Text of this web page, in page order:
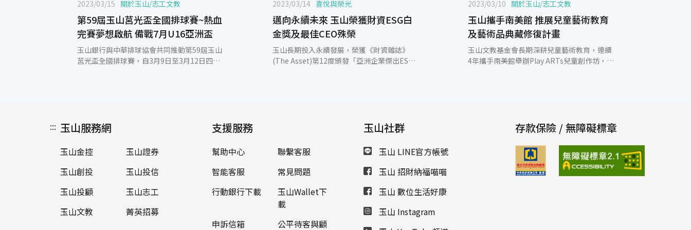
2023/03/15 關於玉山/志工文教
第59屆玉山莒光盃全國排球賽~熱血
完賽夢想啟航 備戰7月U16亞洲盃
玉山銀行與中華排球協會共同推動第59屆玉山
莒光盃全國排球賽，自3月9日至3月12日四天
大盃賽積分前12強的國、高中隊伍，加上各組
地主代表隊，今年合計53支隊伍近千人同場競
技。本次，透過玉山莒光盃所遴選出來的優秀
球員，也將代表台灣參加第1屆亞洲U16男
子、女子排球錦標賽。 玉山銀行董事長黃男州
表示，玉山長期關注台灣體育發展，支持青年
及青少年賽事，推動玉山莒光盃主要目的，是
了賽事前夕贈送每一位參賽選手專屬護具外，
也特別設立個人獎項，遴選出場上表現最佳且
2023/03/14 喜悅與榮光
邁向永續未來 玉山榮獲財資ESG白
金獎及最佳CEO殊榮
玉山長期投入永續發展，榮獲《財資雜誌》
(The Asset)第12度頒發「亞洲企業傑出ESG
中展現企業韌性，將ESG融入金融本業，為台
灣社會帶來正向的影響，以前瞻的經營視野，
在環境、社會、公司治理三個面向都有很好的
成績。 玉山金控總經理暨永續長陳美滿也獲頒
「最佳CEO」，是今年唯一的得主，也是《財
資雜誌》連續八年將「最佳CEO」頒給玉山金
控，肯定玉山傑出的綜合績效，以及對永續發
展及企業社會責任高度讚譽。陳美滿表示：
「ESG不是零和，而是共好。」玉山的目標不
是獨善其身，而是兼善天下，實踐成為世界一
2023/03/10 關於玉山/志工文教
玉山攜手南美館 推展兒童藝術教育
及藝術品典藏修復計畫
玉山文教基金會長期深耕兒童藝術教育，連續
4年攜手南美館舉辦Play ARTs兒童創作坊，自
術認識臺南城市風景的變換，進而培養美感，
並觸動對鄉土環境的關注。 玉山文教基金會執
行長王志成表示，為讓學童感受藝術家創作的
過程與對臺灣這塊土地濃厚的情感，玉山自
2020年起與南美館跨域合作，至今已邀請18
所玉山圖書館學校，逾1,500位師生走入南美
::: 玉山服務網
玉山金控
玉山證券
玉山創投
玉山投信
玉山投顧
玉山志工
玉山文教
菁英招募
支援服務
幫助中心
聯繫客服
智能客服
常見問題
行動銀行下載
玉山Wallet下
載
申訴信箱
公平待客與顧
玉山社群
玉山 LINE官方帳號
玉山 招財納福喵喵
玉山 數位生活好康
玉山 Instagram
存款保險 / 無障礙標章